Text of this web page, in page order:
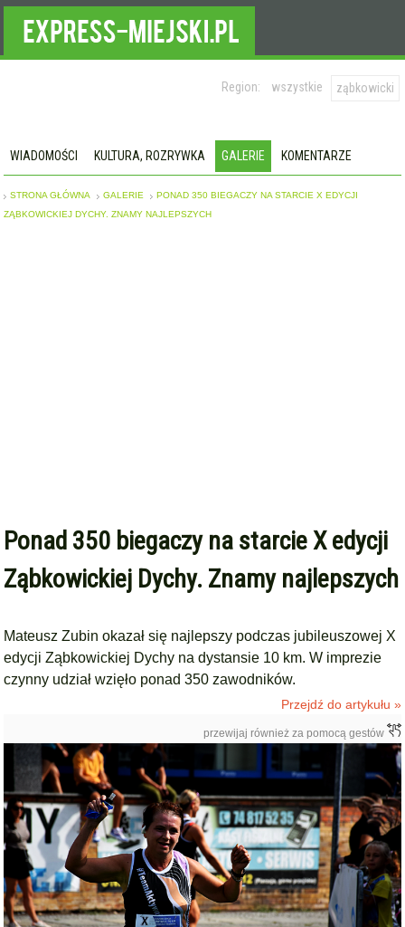
Region: wszystkie ząbkowicki
WIADOMOŚCI KULTURA, ROZRYWKA GALERIE KOMENTARZE
STRONA GŁÓWNA GALERIE
PONAD 350 BIEGACZY NA STARCIE X EDYCJI
ZĄBKOWICKIEJ DYCHY. ZNAMY NAJLEPSZYCH
Ponad 350 biegaczy na starcie X edycji
Ząbkowickiej Dychy. Znamy najlepszych
Mateusz Zubin okazał się najlepszy podczas jubileuszowej X
edycji Ząbkowickiej Dychy na dystansie 10 km. W imprezie
czynny udział wzięło ponad 350 zawodników.
Przejdź do artykułu »
przewijaj również za pomocą gestów